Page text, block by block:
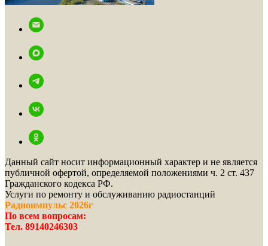
Данный сайт носит информационный характер и не является
публичной офертой, определяемой положениями ч. 2 ст. 437
Гражданского кодекса РФ.
Услуги по ремонту и обслуживанию радиостанций
Радиоимпульс 2026г
По всем вопросам:
Тел. 89140246303